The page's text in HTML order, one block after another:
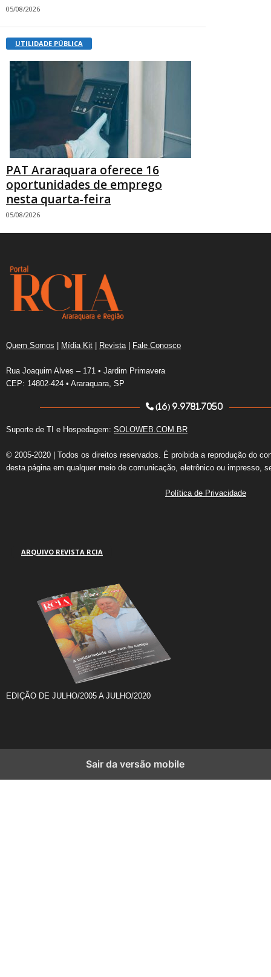
05/08/2026
UTILIDADE PÚBLICA
PAT Araraquara oferece 16
oportunidades de emprego
nesta quarta-feira
05/08/2026
Quem Somos | Mídia Kit | Revista | Fale Conosco
Rua Joaquim Alves – 171 • Jardim Primavera
CEP: 14802-424 • Araraquara, SP
(16) 9.9781.7050
Suporte de TI e Hospedagem: SOLOWEB.COM.BR
© 2005-2020 | Todos os direitos reservados. É proibida a reprodução do
desta página em qualquer meio de comunicação, eletrônico ou impresso,
Política de Privacidade
ARQUIVO REVISTA RCIA
EDIÇÃO DE JULHO/2005 A JULHO/2020
Sair da versão mobile